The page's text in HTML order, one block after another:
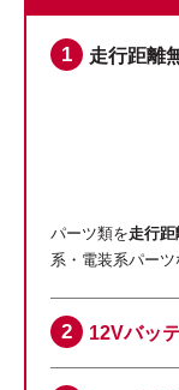
走行距離
パーツ類を走行
系・電装系パーツ
12Vバッ